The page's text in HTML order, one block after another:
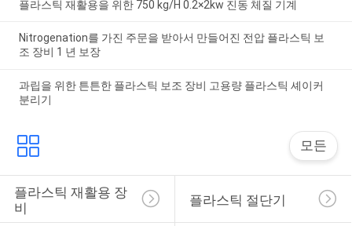
플라스틱 재활용을 위한 750 kg/H 0.2×2kw 진동 체질 기계
Nitrogenation를 가진 주문을 받아서 만들어진 전압 플라스틱 보
조 장비 1 년 보장
과립을 위한 튼튼한 플라스틱 보조 장비 고용량 플라스틱 셰이커
분리기
모든
플라스틱 재활용 장
비
플라스틱 절단기